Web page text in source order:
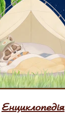
Енциклопедія